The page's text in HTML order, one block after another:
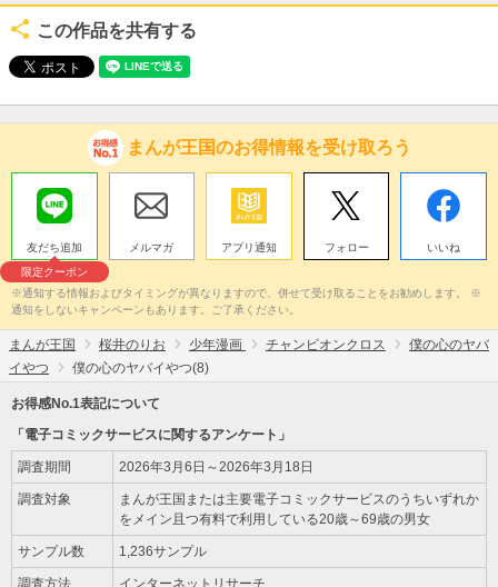
この作品を共有する
まんが王国のお得情報を受け取ろう
友だち追加
限定クーポン
メルマガ アプリ通知 フォロー いいね
※通知する情報およびタイミングが異なりますので、併せて受け取ることをお勧めします。 ※
通知をしないキャンペーンもあります。ご了承ください。
まんが王国 桜井のりお 少年漫画 チャンピオンクロス
僕の心のヤバ
イやつ
僕の心のヤバイやつ(8)
お得感No.1表記について
「電子コミックサービスに関するアンケート」
調査期間 2026年3月6日～2026年3月18日
調査対象
まんが王国または主要電子コミックサービスのうちいずれか
をメイン且つ有料で利用している20歳～69歳の男女
サンプル数 1,236サンプル